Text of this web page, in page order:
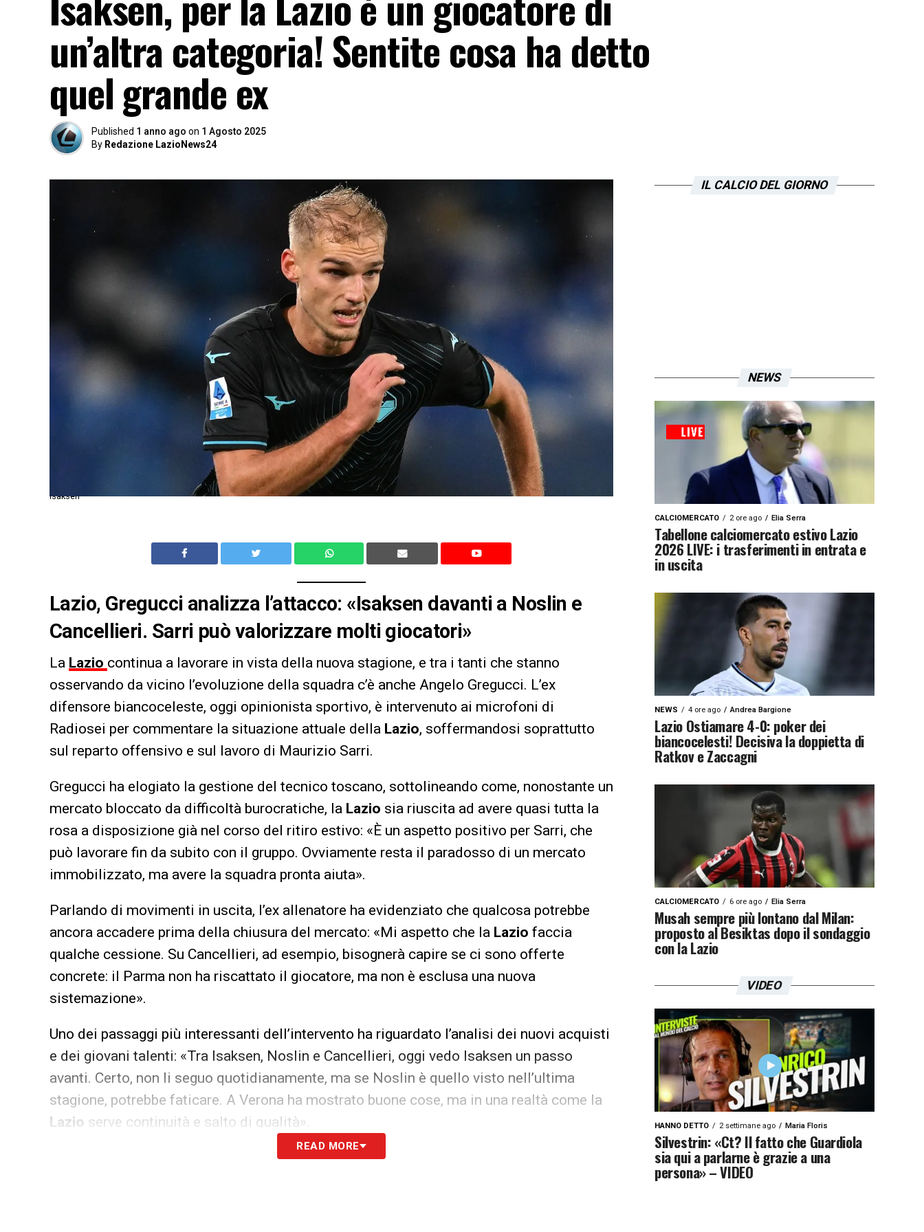
un’altra categoria! Sentite cosa ha detto
quel grande ex
Published 1 anno ago on 1 Agosto 2025
By Redazione LazioNews24
Isaksen
Lazio, Gregucci analizza l’attacco: «Isaksen davanti a Noslin e
Cancellieri. Sarri può valorizzare molti giocatori»
La Lazio continua a lavorare in vista della nuova stagione, e tra i tanti che stanno
osservando da vicino l’evoluzione della squadra c’è anche Angelo Gregucci. L’ex
difensore biancoceleste, oggi opinionista sportivo, è intervenuto ai microfoni di
Radiosei per commentare la situazione attuale della Lazio, soffermandosi soprattutto
sul reparto offensivo e sul lavoro di Maurizio Sarri.
Gregucci ha elogiato la gestione del tecnico toscano, sottolineando come, nonostante un
mercato bloccato da difficoltà burocratiche, la Lazio sia riuscita ad avere quasi tutta la
rosa a disposizione già nel corso del ritiro estivo: «È un aspetto positivo per Sarri, che
può lavorare fin da subito con il gruppo. Ovviamente resta il paradosso di un mercato
immobilizzato, ma avere la squadra pronta aiuta».
Parlando di movimenti in uscita, l’ex allenatore ha evidenziato che qualcosa potrebbe
ancora accadere prima della chiusura del mercato: «Mi aspetto che la Lazio faccia
qualche cessione. Su Cancellieri, ad esempio, bisognerà capire se ci sono offerte
concrete: il Parma non ha riscattato il giocatore, ma non è esclusa una nuova
sistemazione».
Uno dei passaggi più interessanti dell’intervento ha riguardato l’analisi dei nuovi acquisti
e dei giovani talenti: «Tra Isaksen, Noslin e Cancellieri, oggi vedo Isaksen un passo
avanti. Certo, non li seguo quotidianamente, ma se Noslin è quello visto nell’ultima
stagione, potrebbe faticare. A Verona ha mostrato buone cose, ma in una realtà come la
Lazio serve continuità e salto di qualità».
Gregucci ha anche lanciato uno spunto tattico, ipotizzando una
READ MORE
IL CALCIO DEL GIORNO
NEWS
CALCIOMERCATO 2 ore ago Elia Serra
Tabellone calciomercato estivo Lazio
2026 LIVE: i trasferimenti in entrata e
in uscita
NEWS 4 ore ago Andrea Bargione
Lazio Ostiamare 4-0: poker dei
biancocelesti! Decisiva la doppietta di
Ratkov e Zaccagni
CALCIOMERCATO 6 ore ago Elia Serra
Musah sempre più lontano dal Milan:
proposto al Besiktas dopo il sondaggio
con la Lazio
VIDEO
HANNO DETTO 2 settimane ago Maria Floris
Silvestrin: «Ct? Il fatto che Guardiola
sia qui a parlarne è grazie a una
persona» – VIDEO